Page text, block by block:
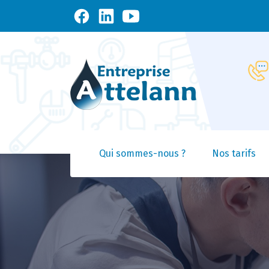
Qui sommes-nous ? Nos tarifs